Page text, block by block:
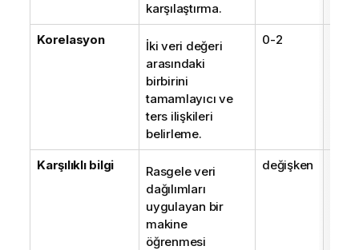
karşılaştırma.
Korelasyon
İki veri değeri
arasındaki
birbirini
tamamlayıcı ve
ters ilişkileri
belirleme.
0-2
Karşılıklı bilgi
Rasgele veri
dağılımları
uygulayan bir
makine
öğrenmesi
değişken